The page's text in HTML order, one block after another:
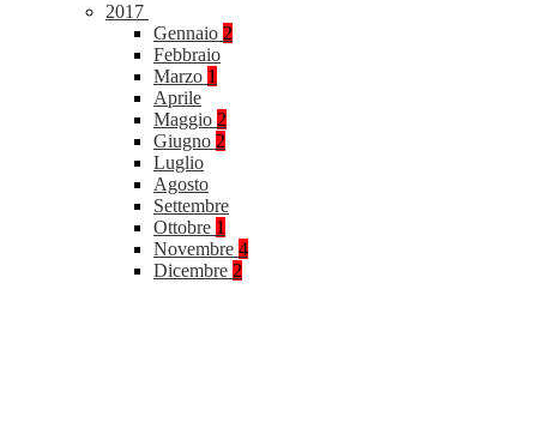
2017
Gennaio 2
Febbraio
Marzo 1
Aprile
Maggio 2
Giugno 2
Luglio
Agosto
Settembre
Ottobre 1
Novembre 4
Dicembre 2